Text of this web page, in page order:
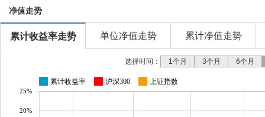
净值走势
累计收益率走势 单位净值走势 累计净值走势
选择时间： 1个月 3个月 6个月
累计收益率 沪深300 上证指数
20%
25%